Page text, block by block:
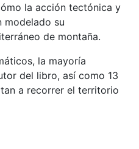
la acción tectónica y
modelado su
de montaña.
la mayoría
del libro, así como 13
a recorrer el territorio